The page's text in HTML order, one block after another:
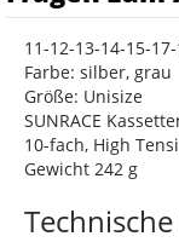
11-12-13-14-15-
Farbe: silber, grau
Größe: Unisize
SUNRACE
10-fach, High
Gewicht 242 g